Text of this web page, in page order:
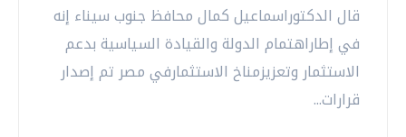
قال الدكتوراسماعيل كمال محافظ جنوب سيناء إنه
في إطاراهتمام الدولة والقيادة السياسية بدعم
الاستثمار وتعزيزمناخ الاستثمارفي مصر تم إصدار
قرارات...